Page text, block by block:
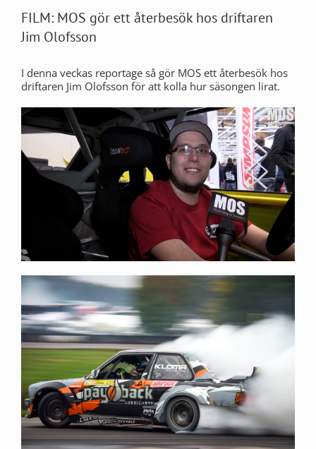
FILM: MOS gör ett återbesök hos driftaren
Jim Olofsson
I denna veckas reportage så gör MOS ett återbesök hos
driftaren Jim Olofsson för att kolla hur säsongen lirat.